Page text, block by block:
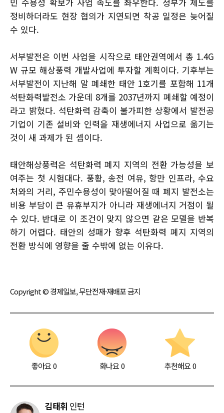
정비하더라도 현장 협의가 지연되면 착공 일정은 늦어질
수 있다.
서부발전은 이번 사업을 시작으로 태안권역에서 총 1.4G
W 규모 해상풍력 개발사업에 투자할 계획이다. 기후부는
서부발전이 지난해 말 폐쇄한 태안 1호기를 포함해 11개
석탄화력발전소 가운데 8개를 2037년까지 폐쇄할 예정이
라고 밝혔다. 석탄화력 감축이 불가피한 상황에서 발전공
기업이 기존 설비와 인력을 재생에너지 사업으로 옮기는
것이 새 과제가 된 셈이다.
태안해상풍력은 석탄화력 폐지 지역의 전환 가능성을 보
여주는 첫 시험대다. 풍황, 송전 여유, 항만 인프라, 수요
처와의 거리, 주민수용성이 맞아떨어질 때 폐지 발전소는
비용 부담이 큰 유휴부지가 아니라 재생에너지 거점이 될
수 있다. 반대로 이 조건이 맞지 않으면 같은 모델을 반복
하기 어렵다. 태안의 성패가 향후 석탄화력 폐지 지역의
전환 방식에 영향을 줄 수밖에 없는 이유다.
Copyright © 경제일보, 무단전재·재배포 금지
좋아요0 화나요0 추천해요 0
김태휘 인턴